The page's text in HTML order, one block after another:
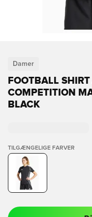
Damer
FOOTBALL
COMPETITION
BLACK
TILGÆNGELIGE FARVER